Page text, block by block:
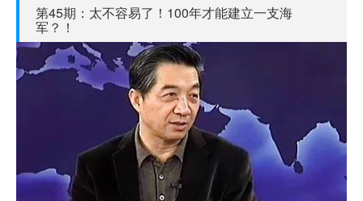
第45期：太不容易了！100年才能建立一支海
军？！